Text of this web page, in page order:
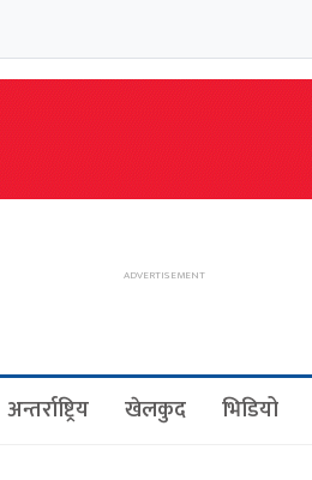
अन्तर्राष्ट्रिय खेलकुद भिडियो